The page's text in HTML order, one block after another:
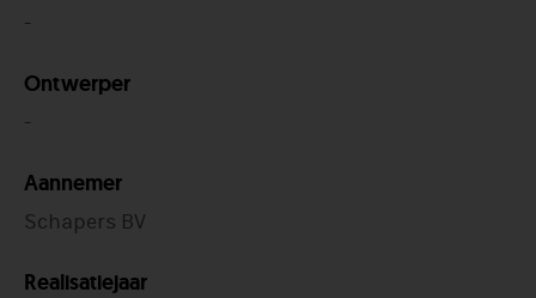
-
Ontwerper
-
Aannemer
Schapers BV
Realisatiejaar